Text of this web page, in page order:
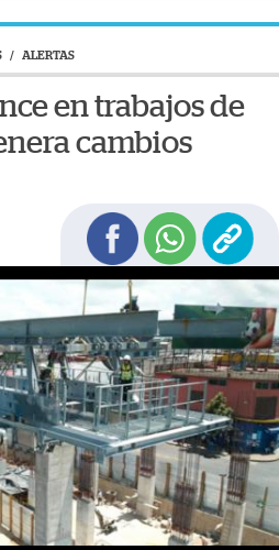
/ ALERTAS
en trabajos de
cambios